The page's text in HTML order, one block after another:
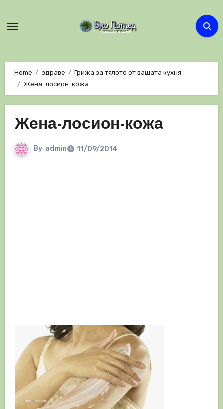
Home здраве
Грижа за тялото от вашата кухня
Жена-лосион-кожа
Жена-лосион-кожа
By admin 11/09/2014